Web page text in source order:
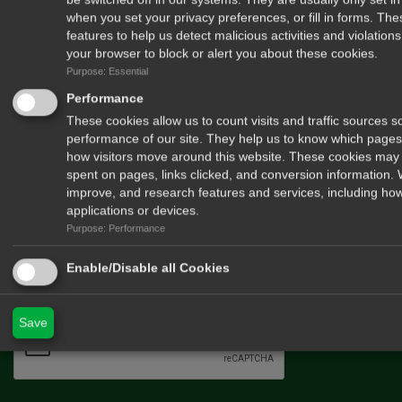
Αποστολή
cyprushuntingmagazine.com
when you set your privacy preferences, or fill in forms.
features to help us detect malicious activities and
your browser to block or alert you about these cookies.
Purpose: Essential
Performance
These cookies allow us to count visits and traffic sources
performance of our site. They help us to know which
how visitors move around this website. These cookies
spent on pages, links clicked, and conversion
improve, and research features and services, including
applications or devices.
Purpose: Performance
Enable/Disable all Cookies
Save